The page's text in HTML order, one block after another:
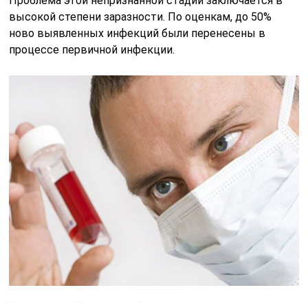
высокой степени заразности. По оценкам, до 50%
ново выявленных инфекций были перенесены в
процессе первичной инфекции.